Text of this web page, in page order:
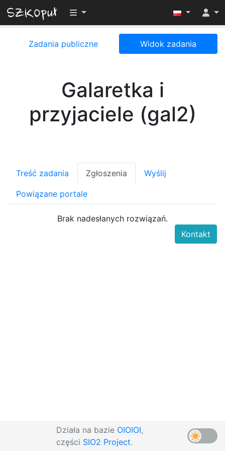
Przełącz widoczność menu
Zadania publiczne Widok zadania
Galaretka i
przyjaciele (gal2)
Treść zadania Zgłoszenia Wyślij
Powiązane portale
Brak nadesłanych rozwiązań.
Działa na bazie OIOIOI,
części SIO2 Project.
Kontakt